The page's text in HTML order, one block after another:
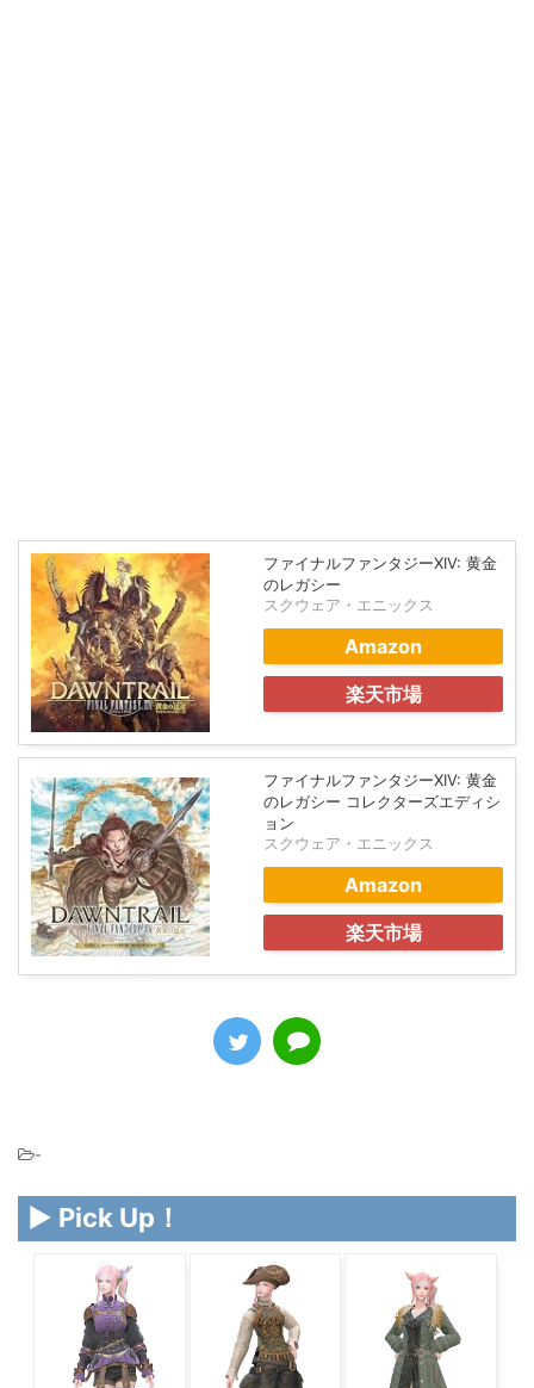
ファイナルファンタジーXIV: 黄金
のレガシー
スクウェア・エニックス
Amazon
楽天市場
ファイナルファンタジーXIV: 黄金
のレガシー コレクターズエディシ
ョン
スクウェア・エニックス
Amazon
楽天市場
-
▶ Pick Up！